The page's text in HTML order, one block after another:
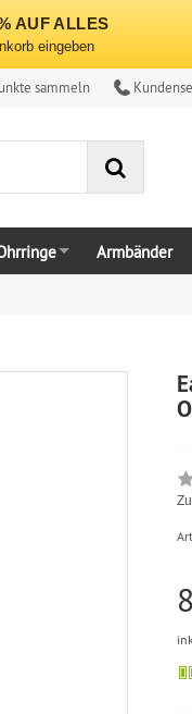
AUF ALLES
eingeben
sammeln
Armbänder